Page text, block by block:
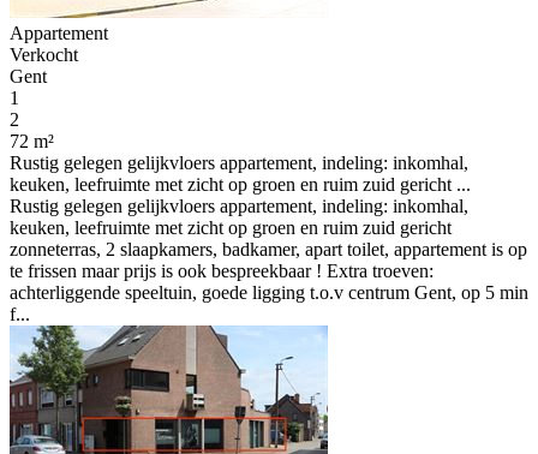
Appartement
Verkocht
Gent
1
2
72 m²
Rustig gelegen gelijkvloers appartement, indeling: inkomhal,
keuken, leefruimte met zicht op groen en ruim zuid gericht ...
Rustig gelegen gelijkvloers appartement, indeling: inkomhal,
keuken, leefruimte met zicht op groen en ruim zuid gericht
zonneterras, 2 slaapkamers, badkamer, apart toilet, appartement is op
te frissen maar prijs is ook bespreekbaar ! Extra troeven:
achterliggende speeltuin, goede ligging t.o.v centrum Gent, op 5 min
f...